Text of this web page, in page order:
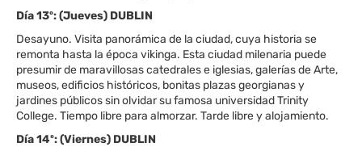
Día 13º: (Jueves) DUBLIN
Desayuno. Visita panorámica de la ciudad, cuya historia se
remonta hasta la época vikinga. Esta ciudad milenaria puede
presumir de maravillosas catedrales e iglesias, galerías de Arte,
museos, edificios históricos, bonitas plazas georgianas y
jardines públicos sin olvidar su famosa universidad Trinity
College. Tiempo libre para almorzar. Tarde libre y alojamiento.
Día 14º: (Viernes) DUBLIN